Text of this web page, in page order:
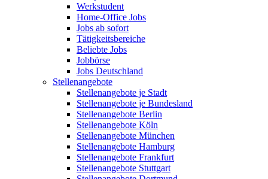
Werkstudent
Home-Office Jobs
Jobs ab sofort
Tätigkeitsbereiche
Beliebte Jobs
Jobbörse
Jobs Deutschland
Stellenangebote
Stellenangebote je Stadt
Stellenangebote je Bundesland
Stellenangebote Berlin
Stellenangebote Köln
Stellenangebote München
Stellenangebote Hamburg
Stellenangebote Frankfurt
Stellenangebote Stuttgart